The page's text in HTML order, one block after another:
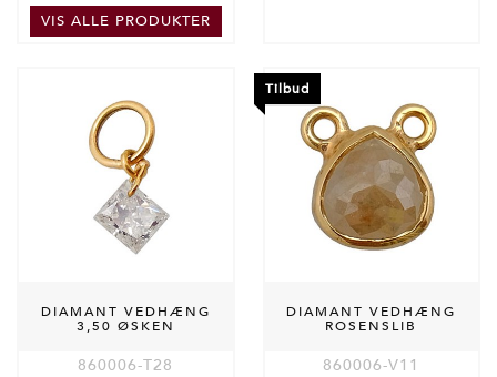
VIS ALLE PRODUKTER
DIAMANT VEDHÆNG
3,50 ØSKEN
860006-T28
Tilbud
DIAMANT VEDHÆNG
ROSENSLIB
860006-V11